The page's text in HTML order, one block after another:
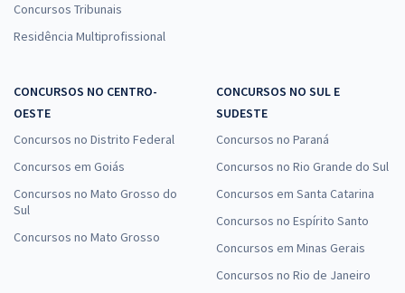
Concursos Tribunais
Residência Multiprofissional
CONCURSOS NO CENTRO-
OESTE
Concursos no Distrito Federal
Concursos em Goiás
Concursos no Mato Grosso do
Sul
Concursos no Mato Grosso
CONCURSOS NO SUL E
SUDESTE
Concursos no Paraná
Concursos no Rio Grande do Sul
Concursos em Santa Catarina
Concursos no Espírito Santo
Concursos em Minas Gerais
Concursos no Rio de Janeiro